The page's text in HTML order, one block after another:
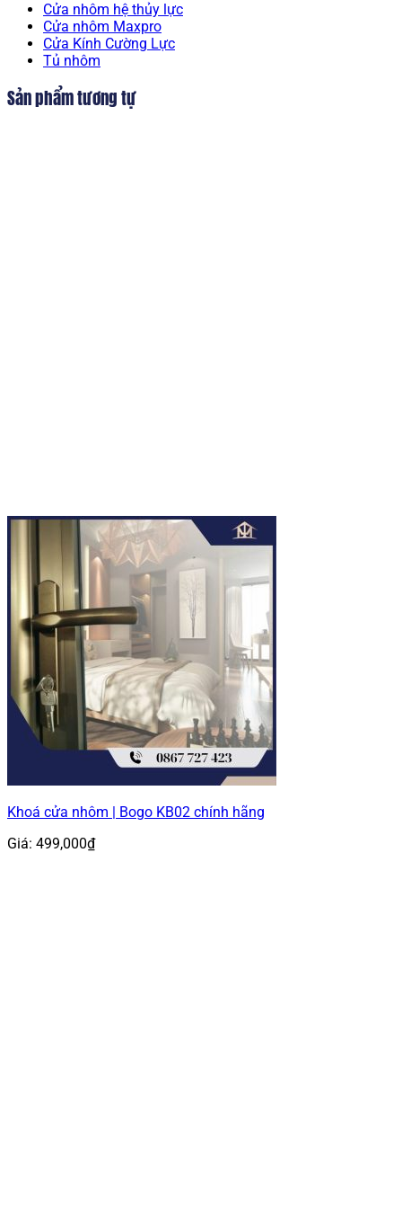
Cửa nhôm hệ thủy lực
Cửa nhôm Maxpro
Cửa Kính Cường Lực
Tủ nhôm
Sản phẩm tương tự
Khoá cửa nhôm | Bogo KB02 chính hãng
Giá: 499,000₫